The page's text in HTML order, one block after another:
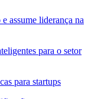
assume liderança na
para o setor
para startups